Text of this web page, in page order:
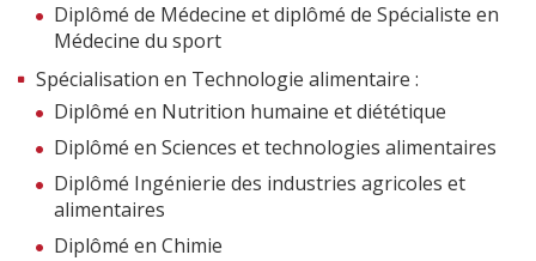
Diplômé de Médecine et diplômé de Spécialiste en
Médecine du sport
Spécialisation en Technologie alimentaire :
Diplômé en Nutrition humaine et diététique
Diplômé en Sciences et technologies alimentaires
Diplômé Ingénierie des industries agricoles et
alimentaires
Diplômé en Chimie